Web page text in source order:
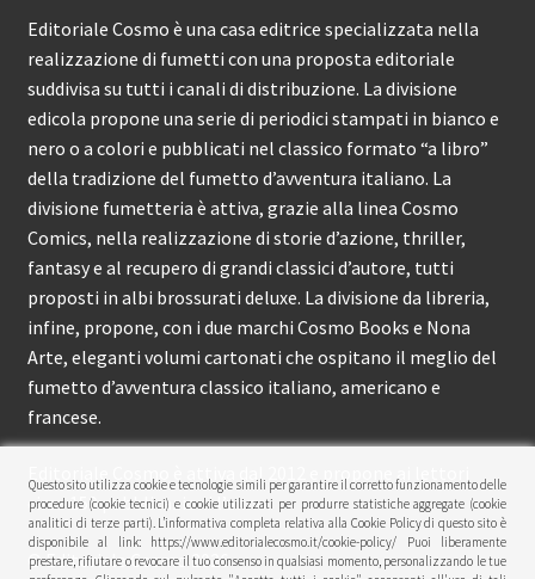
Editoriale Cosmo è una casa editrice specializzata nella
realizzazione di fumetti con una proposta editoriale
suddivisa su tutti i canali di distribuzione. La divisione
edicola propone una serie di periodici stampati in bianco e
nero o a colori e pubblicati nel classico formato “a libro”
della tradizione del fumetto d’avventura italiano. La
divisione fumetteria è attiva, grazie alla linea Cosmo
Comics, nella realizzazione di storie d’azione, thriller,
fantasy e al recupero di grandi classici d’autore, tutti
proposti in albi brossurati deluxe. La divisione da libreria,
infine, propone, con i due marchi Cosmo Books e Nona
Arte, eleganti volumi cartonati che ospitano il meglio del
fumetto d’avventura classico italiano, americano e
francese.
Editoriale Cosmo è attiva dal 2012 e propone ai lettori
circa 150 pubblicazioni l’anno.
© Editoriale Cosmo 2026
Questo sito utilizza cookie e tecnologie simili per garantire il corretto funzionamento delle
procedure (cookie tecnici) e cookie utilizzati per produrre statistiche aggregate (cookie
analitici di terze parti). L’informativa completa relativa alla Cookie Policy di questo sito è
disponibile al link: https://www.editorialecosmo.it/cookie-policy/ Puoi liberamente
prestare, rifiutare o revocare il tuo consenso in qualsiasi momento, personalizzando le tue